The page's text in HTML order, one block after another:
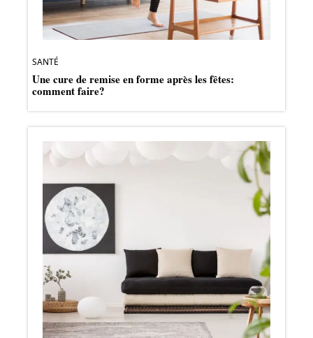
SANTÉ
Une cure de remise en forme après les fêtes:
comment faire?